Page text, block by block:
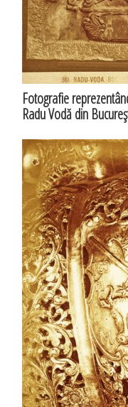
Fotografie
Radu Vodă din